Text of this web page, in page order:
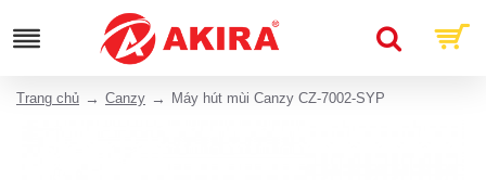
Trang chủ Canzy Máy hút mùi Canzy CZ-7002-SYP